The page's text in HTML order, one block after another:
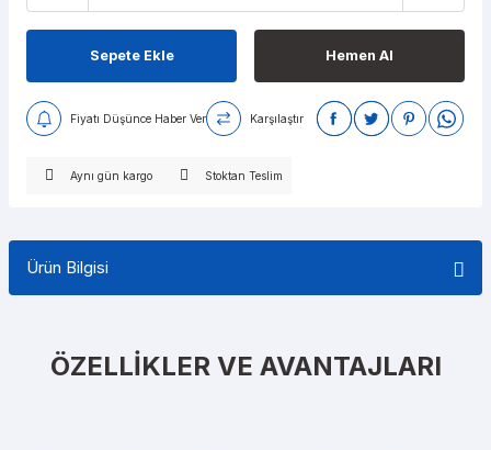
Sepete Ekle Hemen Al
Fiyatı Düşünce Haber Ver Karşılaştır
Aynı gün kargo Stoktan Teslim
Ürün Bilgisi
ÖZELLİKLER VE AVANTAJLARI